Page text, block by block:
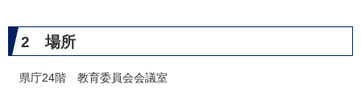
2 場所
県庁24階 教育委員会会議室